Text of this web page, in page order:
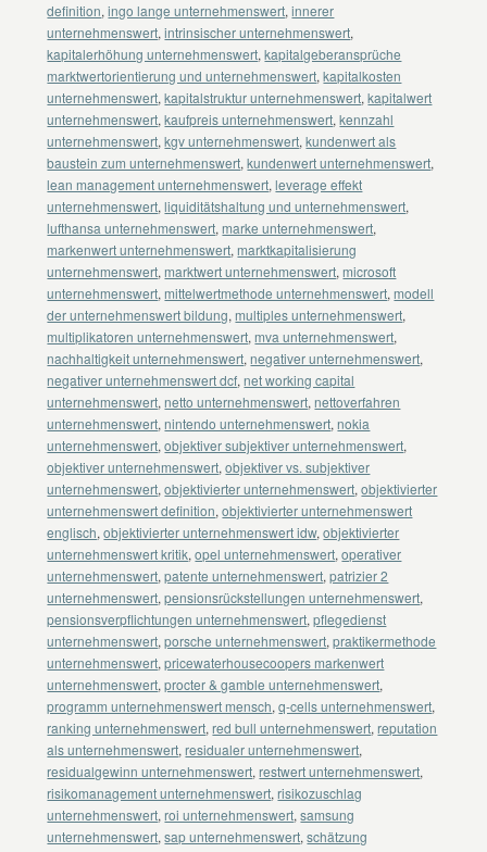
definition,ingo lange unternehmenswert,innerer
unternehmenswert,intrinsischer unternehmenswert,
kapitalerhöhung unternehmenswert,kapitalgeberansprüche
marktwertorientierung und unternehmenswert,kapitalkosten
unternehmenswert,kapitalstruktur unternehmenswert,kapitalwert
unternehmenswert,kaufpreis unternehmenswert,kennzahl
unternehmenswert,kgv unternehmenswert,kundenwert als
baustein zum unternehmenswert,kundenwert unternehmenswert,
lean management unternehmenswert,leverage effekt
unternehmenswert,liquiditätshaltung und unternehmenswert,
lufthansa unternehmenswert,marke unternehmenswert,
markenwert unternehmenswert,marktkapitalisierung
unternehmenswert,marktwert unternehmenswert,microsoft
unternehmenswert,mittelwertmethode unternehmenswert,modell
der unternehmenswert bildung,multiples unternehmenswert,
multiplikatoren unternehmenswert,mva unternehmenswert,
nachhaltigkeit unternehmenswert,negativer unternehmenswert,
negativer unternehmenswert dcf,net working capital
unternehmenswert,netto unternehmenswert,nettoverfahren
unternehmenswert,nintendo unternehmenswert,nokia
unternehmenswert,objektiver subjektiver unternehmenswert,
objektiver unternehmenswert,objektiver vs. subjektiver
unternehmenswert,objektivierter unternehmenswert,objektivierter
unternehmenswert definition,objektivierter unternehmenswert
englisch,objektivierter unternehmenswert idw,objektivierter
unternehmenswert kritik,opel unternehmenswert,operativer
unternehmenswert,patente unternehmenswert,patrizier 2
unternehmenswert,pensionsrückstellungen unternehmenswert,
pensionsverpflichtungen unternehmenswert,pflegedienst
unternehmenswert,porsche unternehmenswert,praktikermethode
unternehmenswert,pricewaterhousecoopers markenwert
unternehmenswert,procter & gamble unternehmenswert,
programm unternehmenswert mensch,q-cells unternehmenswert,
ranking unternehmenswert,red bull unternehmenswert,reputation
als unternehmenswert,residualer unternehmenswert,
residualgewinn unternehmenswert,restwert unternehmenswert,
risikomanagement unternehmenswert,risikozuschlag
unternehmenswert,roi unternehmenswert,samsung
unternehmenswert,sap unternehmenswert,schätzung